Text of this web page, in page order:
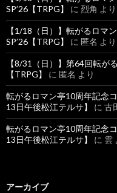
SP’26【TRPG】
に 烈角 より
【1/18（日）】転がるロマ
SP’26【TRPG】
に 匿名 より
【8/31（日）】第64回転が
【TRPG】
に 匿名 より
転がるロマン亭10周年記念
13日午後松江テルサ】
に 古
転がるロマン亭10周年記念
13日午後松江テルサ】
に 雲
アーカイブ